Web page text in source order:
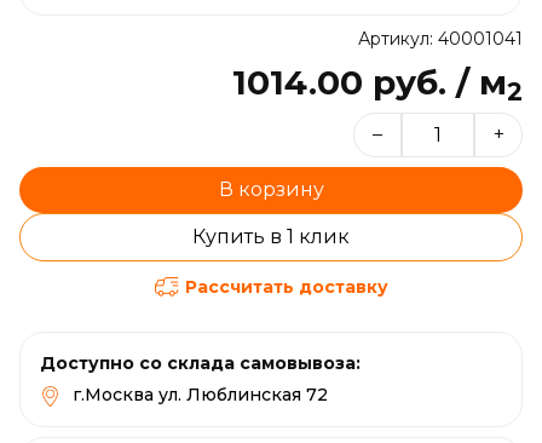
Артикул: 40001041
1014.00 руб. / м2
– +
В корзину
Купить в 1 клик
Рассчитать доставку
Доступно со склада самовывоза:
г.Москва ул. Люблинская 72